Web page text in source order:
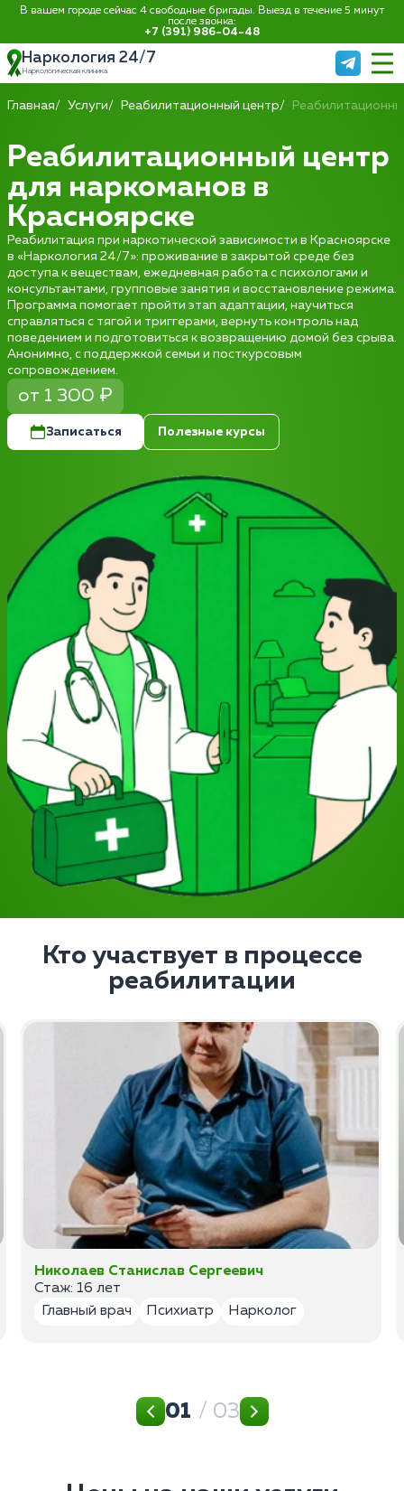
В вашем городе сейчас 4 свободные бригады. Выезд в течение 5 минут
после звонка:
+7 (391) 986-04-48
Наркология 24/7
Наркологическая клиника
Главная Услуги Реабилитационный центр
Реабилитационный центр
для наркоманов в
Красноярске
Реабилитация при наркотической зависимости в Красноярске
в «Наркология 24/7»: проживание в закрытой среде без
доступа к веществам, ежедневная работа с психологами и
консультантами, групповые занятия и восстановление режима.
Программа помогает пройти этап адаптации, научиться
справляться с тягой и триггерами, вернуть контроль над
поведением и подготовиться к возвращению домой без срыва.
Анонимно, с поддержкой семьи и посткурсовым
сопровождением.
от 1 300 ₽
Записаться Полезные курсы
Кто участвует в процессе
реабилитации
Николаев Станислав Сергеевич
Стаж: 16 лет
Главный врач
Психиатр Нарколог
01 / 03